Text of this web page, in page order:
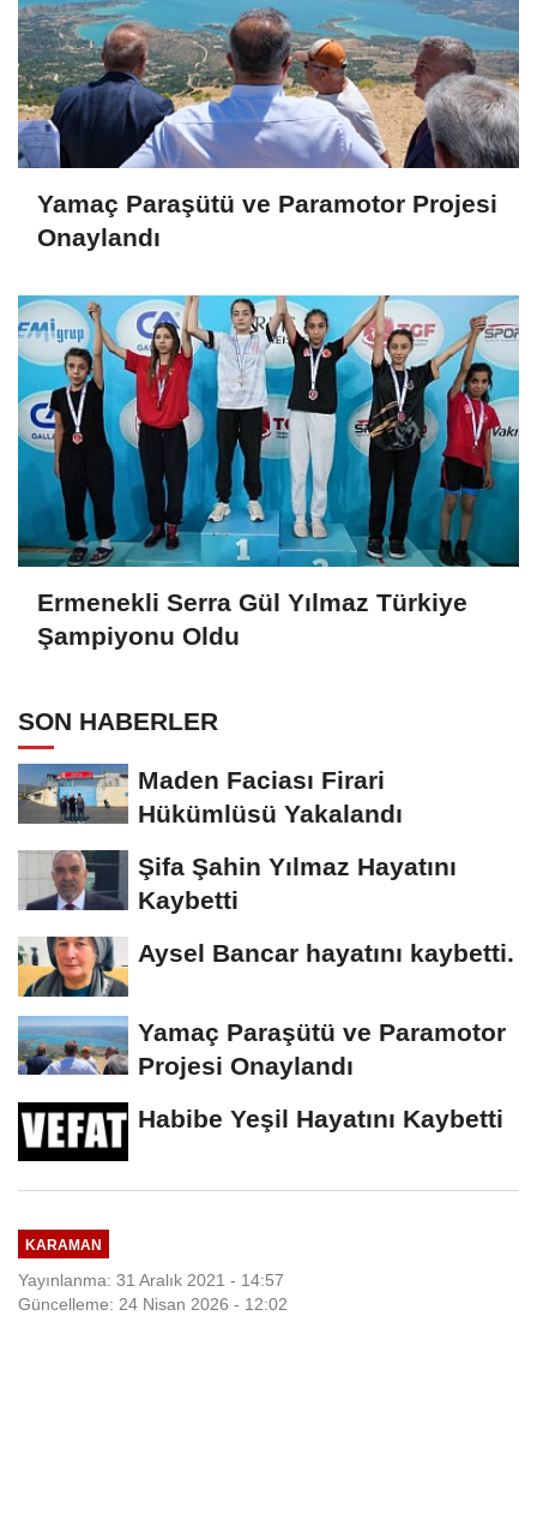
Yamaç Paraşütü ve Paramotor Projesi
Onaylandı
Ermenekli Serra Gül Yılmaz Türkiye
Şampiyonu Oldu
SON HABERLER
Maden Faciası Firari
Hükümlüsü Yakalandı
Şifa Şahin Yılmaz Hayatını
Kaybetti
Aysel Bancar hayatını kaybetti.
Yamaç Paraşütü ve Paramotor
Projesi Onaylandı
Habibe Yeşil Hayatını Kaybetti
KARAMAN
Yayınlanma: 31 Aralık 2021 - 14:57
Güncelleme: 24 Nisan 2026 - 12:02